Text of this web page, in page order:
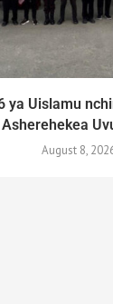
ya Uislamu
Asherehekea
August 8,